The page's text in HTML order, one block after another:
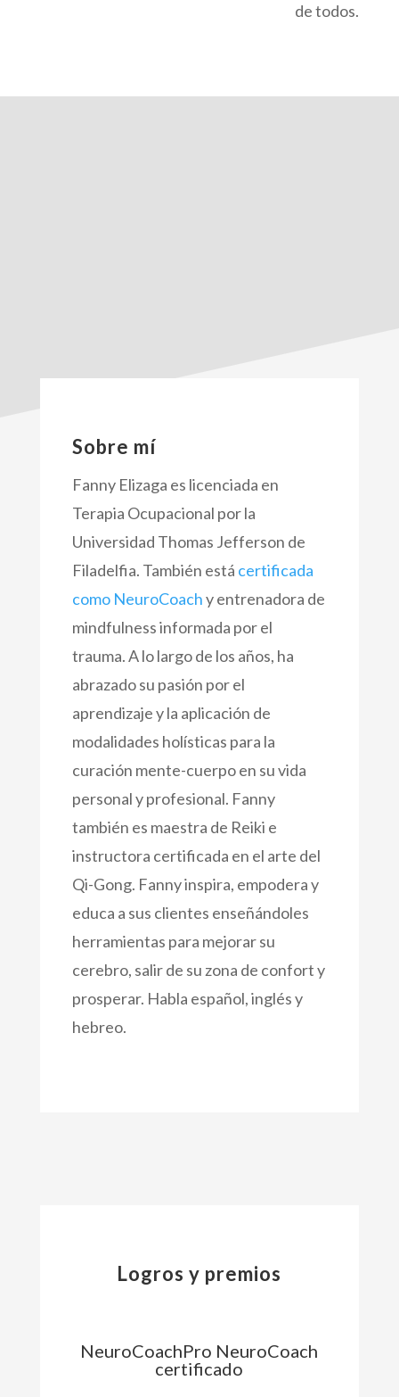
de todos.
Sobre mí
Fanny Elizaga es licenciada en
Terapia Ocupacional por la
Universidad Thomas Jefferson de
Filadelfia. También está certificada
como NeuroCoachy entrenadora de
mindfulness informada por el
trauma. A lo largo de los años, ha
abrazado su pasión por el
aprendizaje y la aplicación de
modalidades holísticas para la
curación mente-cuerpo en su vida
personal y profesional. Fanny
también es maestra de Reiki e
instructora certificada en el arte del
Qi-Gong. Fanny inspira, empodera y
educa a sus clientes enseñándoles
herramientas para mejorar su
cerebro, salir de su zona de confort y
prosperar. Habla español, inglés y
hebreo.
Logros y premios
NeuroCoachPro NeuroCoach
certificado